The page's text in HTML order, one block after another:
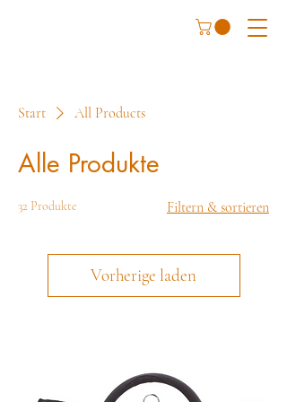
Start All Products
Alle Produkte
32 Produkte Filtern & sortieren
Vorherige laden